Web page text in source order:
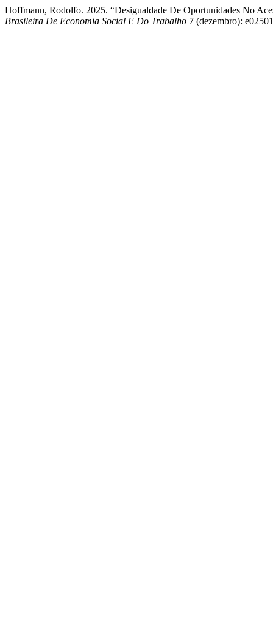
Hoffmann, Rodolfo. 2025. “Desigualdade De Oportunidades No
Brasileira De Economia Social E Do Trabalho 7 (dezembro):